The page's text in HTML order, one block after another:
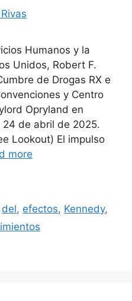
Humanos y la
Unidos, Robert F.
de Drogas RX e
y Centro
Opryland en
24 de abril de 2025.
Lookout) El impulso
more
del, efectos, Kennedy,